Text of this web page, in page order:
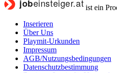
ist ein
Inserieren
Über Uns
Playmit-Urkunden
Impressum
AGB/Nutzungsbedingungen
Datenschutzbestimmung